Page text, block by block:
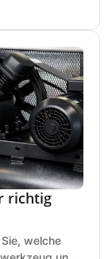
richtig
welche